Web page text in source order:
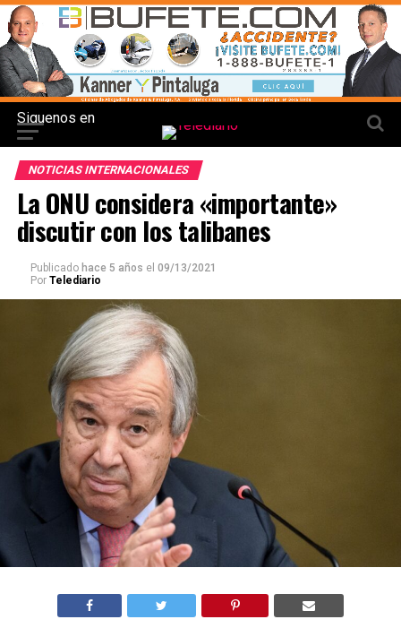
Siguenos en
NOTICIAS INTERNACIONALES
La ONU considera «importante»
discutir con los talibanes
Publicado hace 5 años el 09/13/2021
Por Telediario